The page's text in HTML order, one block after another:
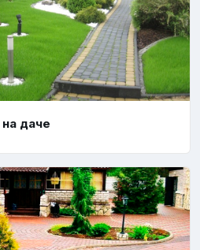
даче